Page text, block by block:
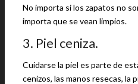
No importa si los zapatos no
importa que se vean limpios.
3. Piel ceniza.
Cuidarse la piel es parte de
cenizos, las manos resecas, la